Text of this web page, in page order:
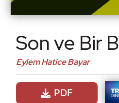
Son ve Bir
Eylem Hatice Bayar
PDF